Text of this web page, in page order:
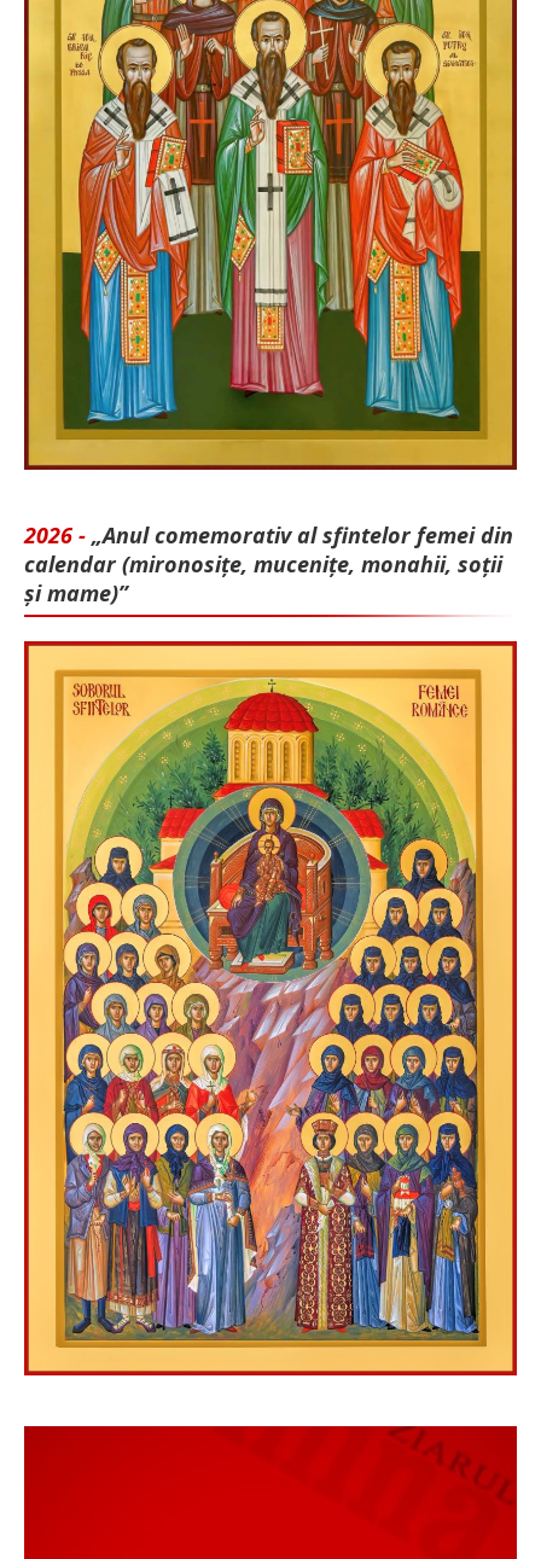
2026 - „Anul comemorativ al sfintelor femei din
calendar (mironosițe, mu­cenițe, monahii, soții
și mame)”